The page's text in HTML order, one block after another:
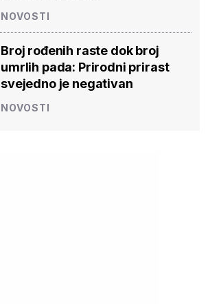
NOVOSTI
Broj rođenih raste dok broj
umrlih pada: Prirodni prirast
svejedno je negativan
NOVOSTI